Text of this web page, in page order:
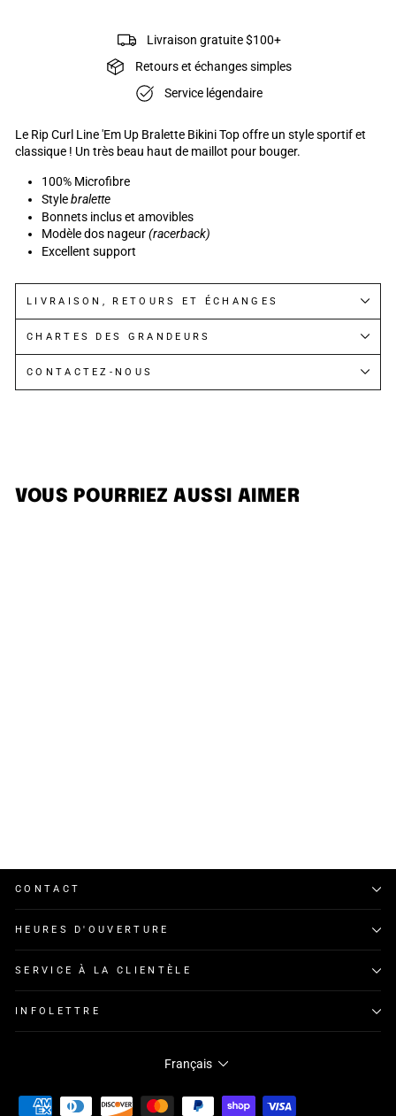
Livraison gratuite $100+
Retours et échanges simples
Service légendaire
Le Rip Curl Line 'Em Up Bralette Bikini Top offre un style sportif et
classique ! Un très beau haut de maillot pour bouger.
100% Microfibre
Stylebralette
Bonnets inclus et amovibles
Modèle dos nageur(racerback)
Excellent support
LIVRAISON, RETOURS ET ÉCHANGES
CHARTES DES GRANDEURS
CONTACTEZ-NOUS
VOUS POURRIEZ AUSSI AIMER
CONTACT
HEURES D'OUVERTURE
SERVICE À LA CLIENTÈLE
INFOLETTRE
LANGUE
Français